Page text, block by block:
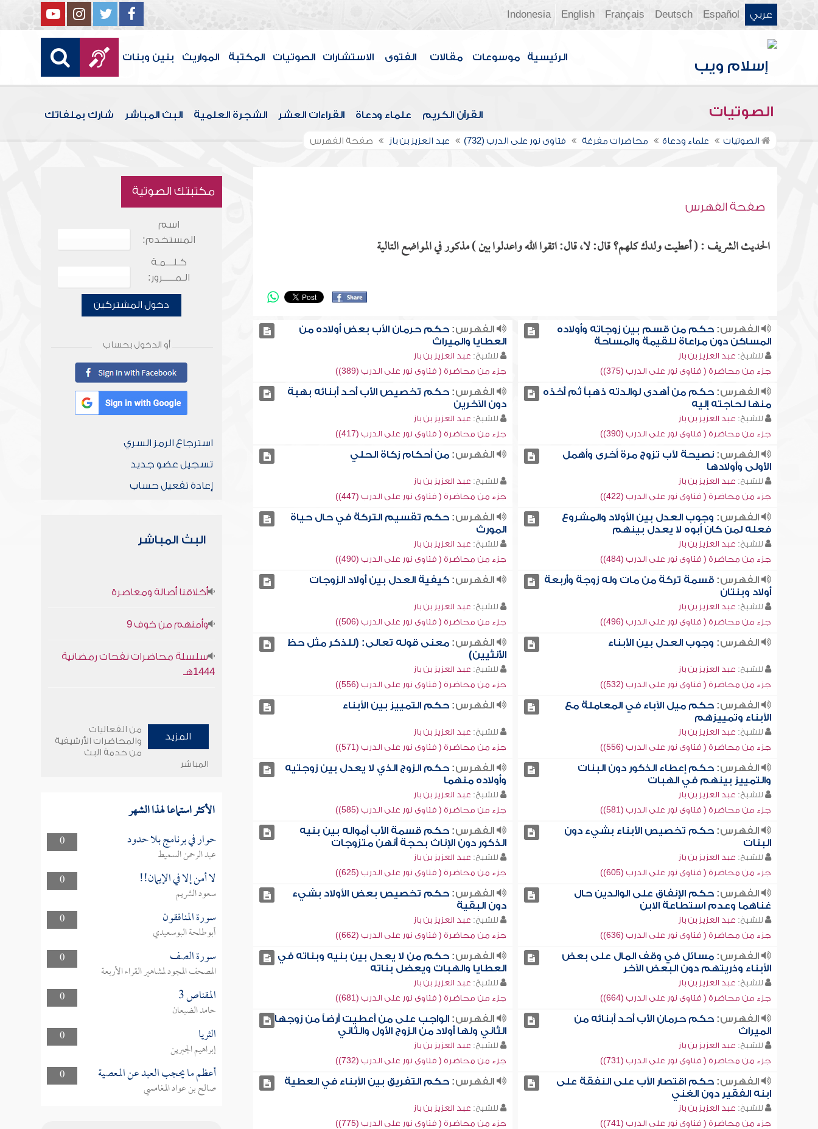
عربي Español
Deutsch
Français
English
Indonesia
الرئيسية موسوعات مقالات الفتوى الاستشارات الصوتيات المكتبة المواريث بنين وبنات
الصوتيات القرآن الكريم علماء ودعاة القراءات العشر الشجرة العلمية البث المباشر شارك بملفاتك
الصوتيات علماء ودعاة محاضرات مفرغة فتاوى نور على الدرب (732) عبد العزيز بن باز صفحة الفهرس
صفحة الفهرس
الحديث الشريف : ( أعطيت ولدك كلهم؟ قال: لا، قال: اتقوا الله واعدلوا بين ) مذكور في المواضع التالية
الفهرس:حكم من قسم بين زوجاته وأولاده
المساكن دون مراعاة للقيمة والمساحة
للشيخ: عبد العزيز بن باز
جزء من محاضرة ( فتاوى نور على الدرب (375))
الفهرس: حكم حرمان الأب بعض أولاده من
العطايا والميراث
للشيخ: عبد العزيز بن باز
جزء من محاضرة ( فتاوى نور على الدرب (389))
الفهرس:حكم من أهدى لوالدته ذهباً ثم أخذه
منها لحاجته إليه
للشيخ: عبد العزيز بن باز
جزء من محاضرة ( فتاوى نور على الدرب (390))
الفهرس: حكم تخصيص الأب أحد أبنائه بهبة
دون الآخرين
للشيخ: عبد العزيز بن باز
جزء من محاضرة ( فتاوى نور على الدرب (417))
الفهرس:نصيحة لأب تزوج مرة أخرى وأهمل
الأولى وأولادها
للشيخ: عبد العزيز بن باز
جزء من محاضرة ( فتاوى نور على الدرب (422))
الفهرس: من أحكام زكاة الحلي
للشيخ: عبد العزيز بن باز
جزء من محاضرة ( فتاوى نور على الدرب (447))
الفهرس: وجوب العدل بين الأولاد والمشروع
فعله لمن كان أبوه لا يعدل بينهم
للشيخ: عبد العزيز بن باز
جزء من محاضرة ( فتاوى نور على الدرب (484))
الفهرس: حكم تقسيم التركة في حال حياة
المورث
للشيخ: عبد العزيز بن باز
جزء من محاضرة ( فتاوى نور على الدرب (490))
الفهرس:قسمة تركة من مات وله زوجة وأربعة
أولاد وبنتان
للشيخ: عبد العزيز بن باز
جزء من محاضرة ( فتاوى نور على الدرب (496))
الفهرس: كيفية العدل بين أولاد الزوجات
للشيخ: عبد العزيز بن باز
جزء من محاضرة ( فتاوى نور على الدرب (506))
الفهرس: وجوب العدل بين الأبناء
للشيخ: عبد العزيز بن باز
جزء من محاضرة ( فتاوى نور على الدرب (532))
الفهرس: معنى قوله تعالى: (للذكر مثل حظ
الأنثيين)
للشيخ: عبد العزيز بن باز
جزء من محاضرة ( فتاوى نور على الدرب (556))
الفهرس:حكم ميل الآباء في المعاملة مع
الأبناء وتمييزهم
للشيخ: عبد العزيز بن باز
جزء من محاضرة ( فتاوى نور على الدرب (556))
الفهرس: حكم التمييز بين الأبناء
للشيخ: عبد العزيز بن باز
جزء من محاضرة ( فتاوى نور على الدرب (571))
الفهرس:حكم إعطاء الذكور دون البنات
والتمييز بينهم في الهبات
للشيخ: عبد العزيز بن باز
جزء من محاضرة ( فتاوى نور على الدرب (581))
الفهرس: حكم الزوج الذي لا يعدل بين زوجتيه
وأولاده منهما
للشيخ: عبد العزيز بن باز
جزء من محاضرة ( فتاوى نور على الدرب (585))
الفهرس:حكم تخصيص الأبناء بشيء دون
البنات
للشيخ: عبد العزيز بن باز
جزء من محاضرة ( فتاوى نور على الدرب (605))
الفهرس: حكم قسمة الأب أمواله بين بنيه
الذكور دون الإناث بحجة أنهن متزوجات
للشيخ: عبد العزيز بن باز
جزء من محاضرة ( فتاوى نور على الدرب (625))
الفهرس:حكم الإنفاق على الوالدين حال
غناهما وعدم استطاعة الابن
للشيخ: عبد العزيز بن باز
جزء من محاضرة ( فتاوى نور على الدرب (636))
الفهرس: حكم تخصيص بعض الأولاد بشيء
دون البقية
للشيخ: عبد العزيز بن باز
جزء من محاضرة ( فتاوى نور على الدرب (662))
الفهرس:مسائل في وقف المال على بعض
الأبناء وذريتهم دون البعض الآخر
للشيخ: عبد العزيز بن باز
جزء من محاضرة ( فتاوى نور على الدرب (664))
الفهرس: حكم من لا يعدل بين بنيه وبناته في
العطايا والهبات ويعضل بناته
للشيخ: عبد العزيز بن باز
جزء من محاضرة ( فتاوى نور على الدرب (681))
الفهرس:حكم حرمان الأب أحد أبنائه من
الميراث
للشيخ: عبد العزيز بن باز
جزء من محاضرة ( فتاوى نور على الدرب (731))
الفهرس: الواجب على من أعطيت أرضاً من زوجها
الثاني ولها أولاد من الزوج الأول والثاني
للشيخ: عبد العزيز بن باز
جزء من محاضرة ( فتاوى نور على الدرب (732))
الفهرس:حكم اقتصار الأب على النفقة على
ابنه الفقير دون الغني
للشيخ: عبد العزيز بن باز
جزء من محاضرة ( فتاوى نور على الدرب (741))
الفهرس: حكم التفريق بين الأبناء في العطية
للشيخ: عبد العزيز بن باز
جزء من محاضرة ( فتاوى نور على الدرب (775))
مكتبتك الصوتية
اسم
المستخدم:
كـلـــمـة
الـمـــــرور:
دخول المشتركين
أو الدخول بحساب
استرجاع الرمز السري
تسجيل عضو جديد
إعادة تفعيل حساب
البث المباشر
أخلاقنا أصالة ومعاصرة
وأمنهم من خوف 9
سلسلة محاضرات نفحات رمضانية
1444هـ
المزيد
من الفعاليات
والمحاضرات الأرشيفية
من خدمة البث
المباشر
الأكثر استماعا لهذا الشهر
0 حوار في برنامج بلا حدود
عبد الرحمن السميط
0
لا أمن إلا في الإيمان!!
سعود الشريم
0
سورة المنافقون
أبوطلحة البوسعيدي
0
سورة الصف
المصحف المجود لمشاهير القراء الأربعة
0
المقناص 3
حامد الضبعان
0
الثريا
إبراهيم الجبرين
0
أعظم ما يحجب العبد عن المعصية
صالح بن عواد المغامسي